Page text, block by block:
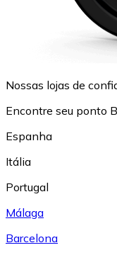
Nossas lojas de
Encontre seu ponto
Espanha
Itália
Portugal
Málaga
Barcelona